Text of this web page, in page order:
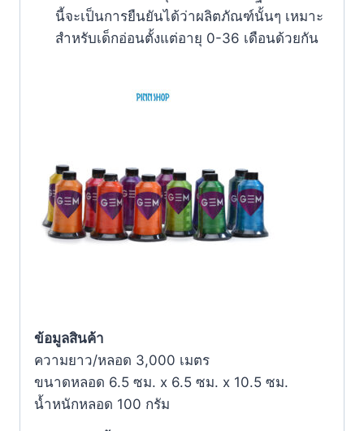
นี้จะเป็นการยืนยันได้ว่าผลิตภัณฑ์นั้นๆ เหมาะ
สำหรับเด็กอ่อนตั้งแต่อายุ 0-36 เดือนด้วยกัน
ข้อมูลสินค้า
ความยาว/หลอด 3,000 เมตร
ขนาดหลอด 6.5 ซม. x 6.5 ซม. x 10.5 ซม.
น้ำหนักหลอด 100 กรัม